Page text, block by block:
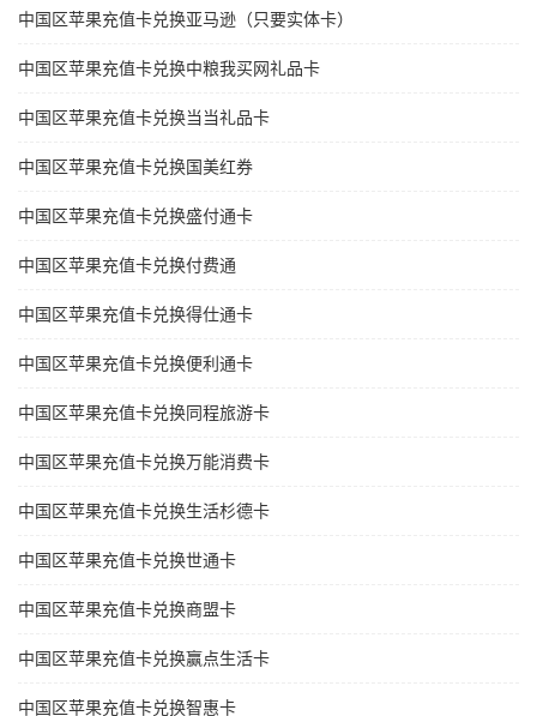
中国区苹果充值卡兑换亚马逊（只要实体卡）
中国区苹果充值卡兑换中粮我买网礼品卡
中国区苹果充值卡兑换当当礼品卡
中国区苹果充值卡兑换国美红券
中国区苹果充值卡兑换盛付通卡
中国区苹果充值卡兑换付费通
中国区苹果充值卡兑换得仕通卡
中国区苹果充值卡兑换便利通卡
中国区苹果充值卡兑换同程旅游卡
中国区苹果充值卡兑换万能消费卡
中国区苹果充值卡兑换生活杉德卡
中国区苹果充值卡兑换世通卡
中国区苹果充值卡兑换商盟卡
中国区苹果充值卡兑换赢点生活卡
中国区苹果充值卡兑换智惠卡